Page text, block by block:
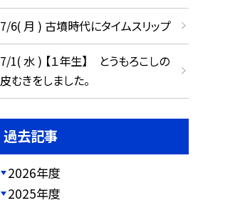
7/6( 月 ) 古墳時代にタイムスリップ
7/1( 水 ) 【１年生】 とうもろこしの
皮むきをしました。
過去記事
2026年度
2025年度